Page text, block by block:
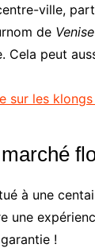
ville,
de
Cela peut
sur les
à une
une
!